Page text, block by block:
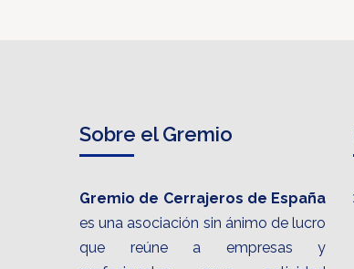
Sobre el Gremio
Gremio de Cerrajeros de España
es una asociación sin ánimo de lucro
que reúne a empresas y